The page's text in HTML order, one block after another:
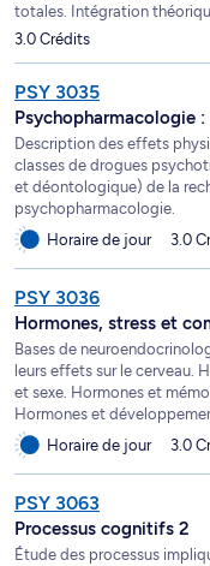
totales. Intégration
3.0 Crédits
PSY 3035
Psychopharmacologie
Description des effets
classes de drogues
et déontologique) de la
psychopharmacologie.
Horaire de jour
3.0
PSY 3036
Hormones, stress et
Bases de
leurs effets sur le cerveau.
et sexe. Hormones et
Hormones et
Horaire de jour
3.0
PSY 3063
Processus cognitifs 2
Étude des processus